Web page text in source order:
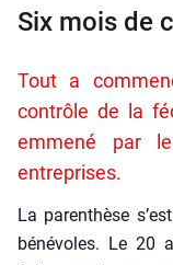
Six mois de
Tout a
contrôle de la
emmené par
entreprises.
La paren­thèse
béné­voles. Le 20